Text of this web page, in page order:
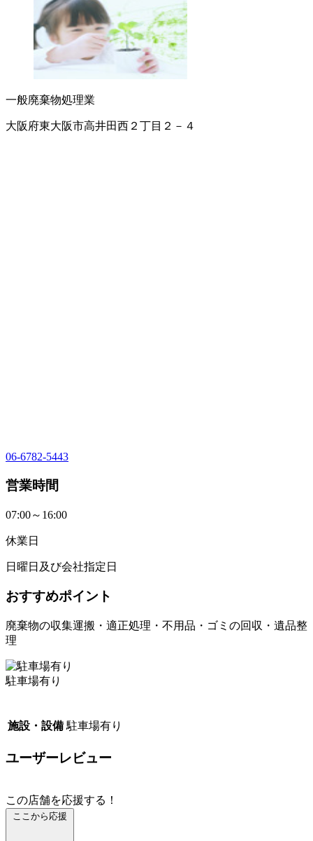
一般廃棄物処理業
大阪府東大阪市高井田西２丁目２－４
06-6782-5443
営業時間
07:00～16:00
休業日
日曜日及び会社指定日
おすすめポイント
廃棄物の収集運搬・適正処理・不用品・ゴミの回収・遺品整
理
駐車場有り
施設・設備 駐車場有り
ユーザーレビュー
この店舗を応援する！
ここから応援